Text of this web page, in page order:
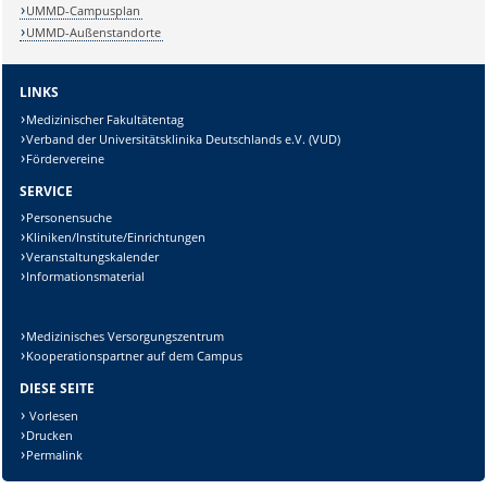
UMMD-Campusplan
UMMD-Außenstandorte
LINKS
Medizinischer Fakultätentag
Verband der Universitätsklinika Deutschlands e.V. (VUD)
Fördervereine
SERVICE
Personensuche
Kliniken/Institute/Einrichtungen
Veranstaltungskalender
Informationsmaterial
Medizinisches Versorgungszentrum
Kooperationspartner auf dem Campus
DIESE SEITE
Vorlesen
Drucken
Permalink